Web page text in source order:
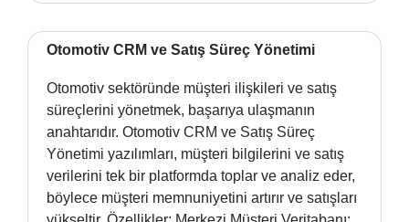
Otomotiv CRM ve Satış Süreç Yönetimi
Otomotiv sektöründe müşteri ilişkileri ve satış
süreçlerini yönetmek, başarıya ulaşmanın
anahtarıdır. Otomotiv CRM ve Satış Süreç
Yönetimi yazılımları, müşteri bilgilerini ve satış
verilerini tek bir platformda toplar ve analiz eder,
böylece müşteri memnuniyetini artırır ve satışları